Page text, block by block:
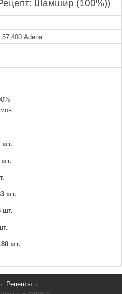
Шамшир (100%))
57,400 Adena
шт.
шт.
шт.
шт.
Рецепты